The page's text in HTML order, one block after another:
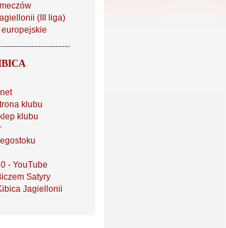
(III liga)
klubu
klubu
- YouTube
Satyry
Jagiellonii